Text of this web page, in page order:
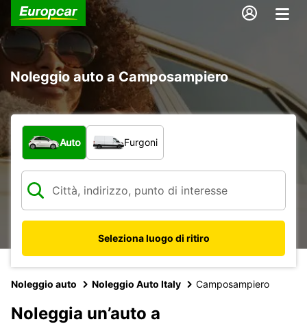
Noleggio auto a Camposampiero
Scegli la tipologia di veicolo:
Auto Furgoni
Seleziona luogo di ritiro
Noleggio auto Noleggio Auto Italy Camposampiero
Noleggia un’auto a